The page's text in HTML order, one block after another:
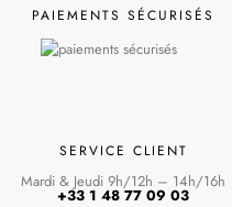
PAIEMENTS SÉCURISÉS
SERVICE CLIENT
Mardi & Jeudi 9h/12h – 14h/16h
+33 1 48 77 09 03